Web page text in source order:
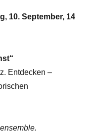
10. September, 14
Entdecken –